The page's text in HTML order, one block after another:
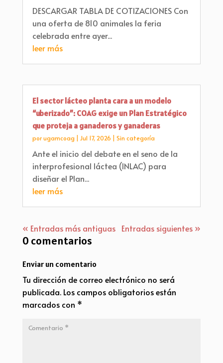
DESCARGAR TABLA DE COTIZACIONES Con
una oferta de 810 animales la feria
celebrada entre ayer...
leer más
El sector lácteo planta cara a un modelo
“uberizado”: COAG exige un Plan Estratégico
que proteja a ganaderos y ganaderas
porugamcoag Jul 17, 2026 Sin categoría
Ante el inicio del debate en el seno de la
interprofesional láctea (INLAC) para
diseñar el Plan...
leer más
« Entradas más antiguas Entradas siguientes »
0 comentarios
Enviar un comentario
Tu dirección de correo electrónico no será
publicada. Los campos obligatorios están
marcados con *